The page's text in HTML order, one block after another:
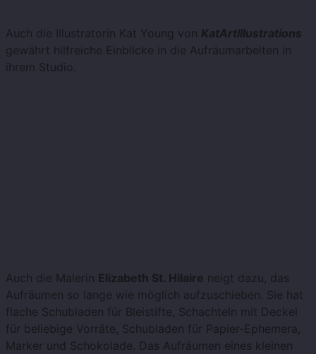
Auch die Illustratorin Kat Young von KatArtIllustrations
gewährt hilfreiche Einblicke in die Aufräumarbeiten in
ihrem Studio.
Auch die Malerin Elizabeth St. Hilaire neigt dazu, das
Aufräumen so lange wie möglich aufzuschieben. Sie hat
flache Schubladen für Bleistifte, Schachteln mit Deckel
für beliebige Vorräte, Schubladen für Papier-Ephemera,
Marker und Schokolade. Das Aufräumen eines kleinen